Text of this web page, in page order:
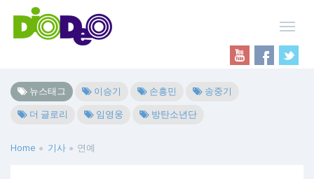
뉴스태그 이승기 손흥민
송중기
더 글로리
임영웅 방탄소년단
Home 기사 연예